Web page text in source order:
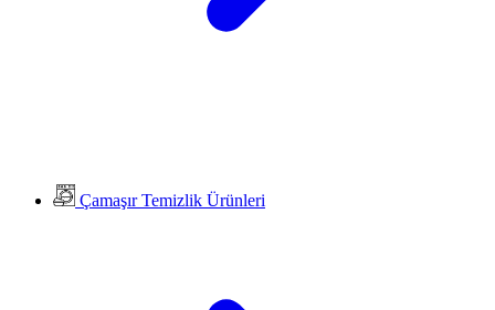
Çamaşır Temizlik Ürünleri